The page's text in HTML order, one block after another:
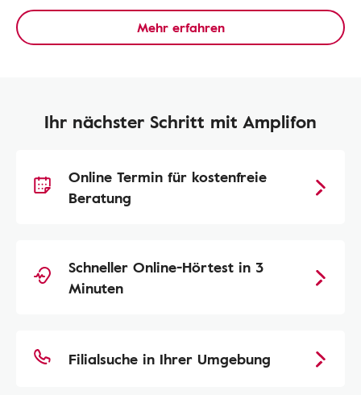
Mehr erfahren
Ihr nächster Schritt mit Amplifon
Online Termin für kostenfreie
Beratung
Schneller Online-Hörtest in 3
Minuten
Filialsuche in Ihrer Umgebung